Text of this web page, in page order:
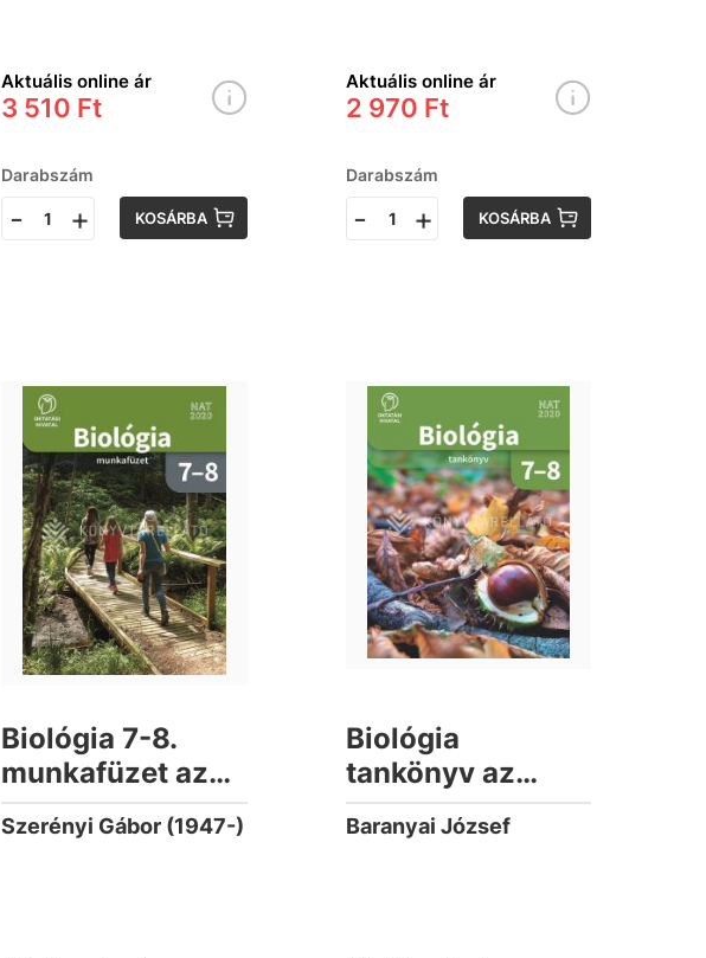
Aktuális online ár
3 510 Ft
Darabszám
- + KOSÁRBA
Aktuális online ár
2 970 Ft
Darabszám
- + KOSÁRBA
Biológia 7-8.
munkafüzet az
általános iskolák
számára
Szerényi Gábor (1947-)
Biológia
tankönyv az
általános iskolák
számára 7-8
Baranyai József